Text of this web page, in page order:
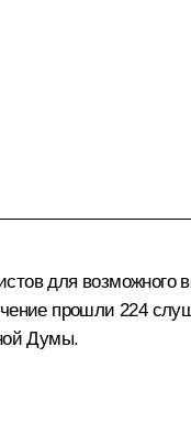
для возможного
прошли 224
Думы.